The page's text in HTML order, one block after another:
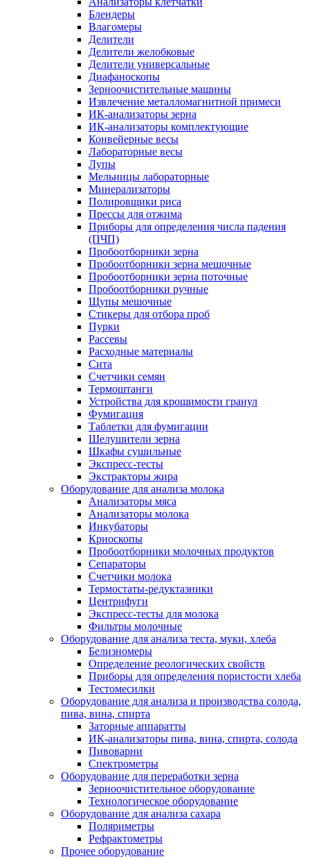
Блендеры
Влагомеры
Делители
Делители желобковые
Делители универсальные
Диафаноскопы
Зерноочистительные машины
Извлечение металломагнитной примеси
ИК-анализаторы зерна
ИК-анализаторы комплектующие
Конвейерные весы
Лабораторные весы
Лупы
Мельницы лабораторные
Минерализаторы
Полировщики риса
Прессы для отжима
Приборы для определения числа падения
(ПЧП)
Пробоотборники зерна
Пробоотборники зерна мешочные
Пробоотборники зерна поточные
Пробоотборники ручные
Щупы мешочные
Стикеры для отбора проб
Пурки
Рассевы
Расходные материалы
Сита
Счетчики семян
Термоштанги
Устройства для крошимости гранул
Фумигация
Таблетки для фумигации
Шелушители зерна
Шкафы сушильные
Экспресс-тесты
Экстракторы жира
Оборудование для анализа молока
Анализаторы мяса
Анализаторы молока
Инкубаторы
Криоскопы
Пробоотборники молочных продуктов
Сепараторы
Счетчики молока
Термостаты-редуктазники
Центрифуги
Экспресс-тесты для молока
Фильтры молочные
Оборудование для анализа теста, муки, хлеба
Белизномеры
Определение реологических свойств
Приборы для определения пористости хлеба
Тестомесилки
Оборудование для анализа и производства солода,
пива, вина, спирта
Заторные аппаратты
ИК-анализаторы пива, вина, спирта, солода
Пивоварни
Спектрометры
Оборудование для переработки зерна
Зерноочистительное оборудование
Технологическое оборудование
Оборудование для анализа сахара
Поляриметры
Рефрактометры
Прочее оборудование